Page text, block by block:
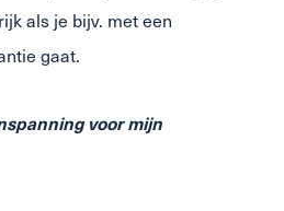
als je bijv. met een
gaat.
voor mijn